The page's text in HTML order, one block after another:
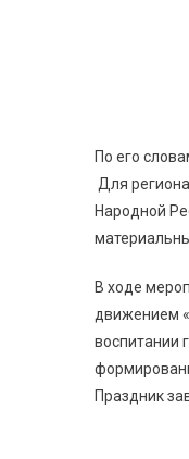
По его
Для
Народной
В ходе
движением
воспитании
Праздник